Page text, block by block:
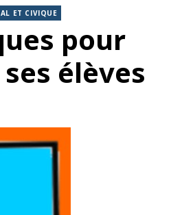
ET CIVIQUE
pour
élèves